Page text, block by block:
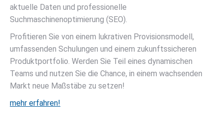
aktuelle Daten und professionelle
Suchmaschinenoptimierung (SEO).
Profitieren Sie von einem lukrativen Provisionsmodell,
umfassenden Schulungen und einem zukunftssicheren
Produktportfolio. Werden Sie Teil eines dynamischen
Teams und nutzen Sie die Chance, in einem wachsenden
Markt neue Maßstäbe zu setzen!
mehr erfahren!